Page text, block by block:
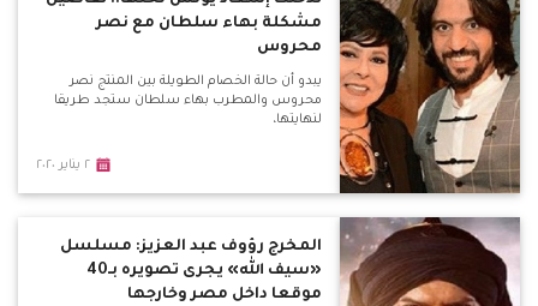
مشكلة بهاء سلطان مع نصر
محروس
يبدو أن حالة الخصام الطويلة بين المنتج نصر
محروس والمطرب بهاء سلطان ستجد طريقا
لنهايتها،
٢ يناير ٢٠٢٠
المخرج رؤوف عبد العزيز: مسلسل
«سيف الله» يجرى تصويره بـ40
موقعا داخل مصر وخارجها